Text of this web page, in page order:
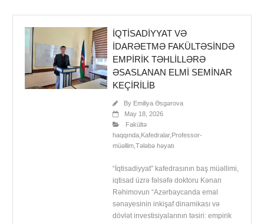
İQTISADIYYAT VƏ
IDARƏETMƏ FAKÜLTƏSINDƏ
EMPIRIK TƏHLILLƏRƏ
ƏSASLANAN ELMI SEMINAR
KEÇIRILIB
By Emiliya Əsgərova
May 18, 2026
Fakültə
haqqında Kafedralar, Professor-
müəllim ,Tələbə həyatı
“İqtisadiyyat” kafedrasının baş müəllimi,
iqtisad üzrə fəlsəfə doktoru Kənan
Rəhimovun “Azərbaycanda emal
sənayesinin inkişaf dinamikası və
dövlət investisiyalarının təsiri: empirik